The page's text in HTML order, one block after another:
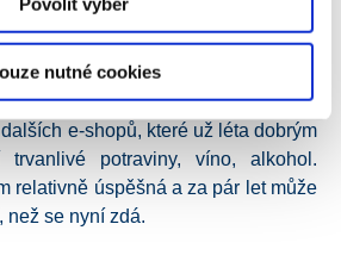
nutné cookies
přes 10, přičemž velcí hráči
do rozvoje trhu i získávání
share. Přímý distribuční kanál
Hamé. A nezapomínejme, že v
e-shopů, které už léta dobrým
trvanlivé potraviny, víno, alkohol.
relativně úspěšná a za pár let může
než se nyní zdá.